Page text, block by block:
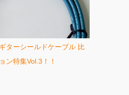
ターシールドケーブル 比
ン特集Vol.3！！